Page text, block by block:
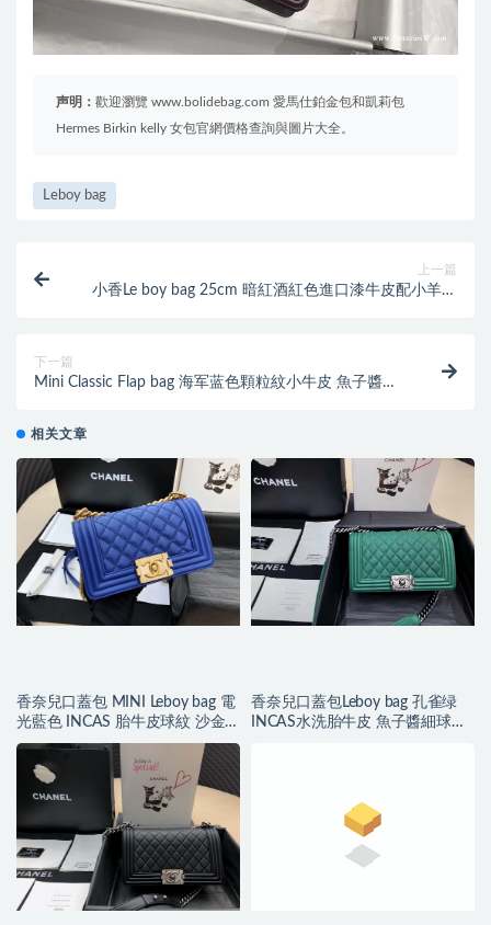
声明： 歡迎瀏覽 www.bolidebag.com 愛馬仕鉑金包和凱莉包
Hermes Birkin kelly 女包官網價格查詢與圖片大全。
Leboy bag
上一篇
小香Le boy bag 25cm 暗紅酒紅色進口漆牛皮配小羊皮
下一篇
Mini Classic Flap bag 海军蓝色顆粒紋小牛皮 魚子醬菱
相关文章
香奈兒口蓋包 MINI Leboy bag 電
光藍色 INCAS 胎牛皮球紋 沙金
色五金
香奈兒口蓋包Leboy bag 孔雀绿
INCAS水洗胎牛皮 魚子醬細球紋